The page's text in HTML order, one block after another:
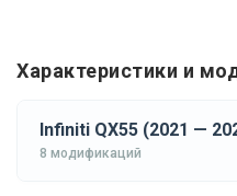
Характеристики и
Infiniti QX55 (2021 —
8 модификаций